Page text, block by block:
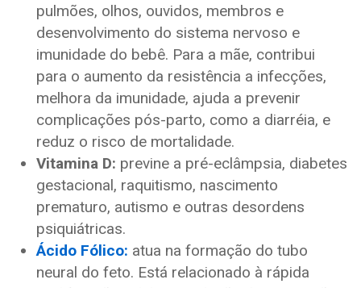
pulmões, olhos, ouvidos, membros e
desenvolvimento do sistema nervoso e
imunidade do bebê. Para a mãe, contribui
para o aumento da resistência a infecções,
melhora da imunidade, ajuda a prevenir
complicações pós-parto, como a diarréia, e
reduz o risco de mortalidade.
Vitamina D: previne a pré-eclâmpsia, diabetes
gestacional, raquitismo, nascimento
prematuro, autismo e outras desordens
psiquiátricas.
Ácido Fólico: atua na formação do tubo
neural do feto. Está relacionado à rápida